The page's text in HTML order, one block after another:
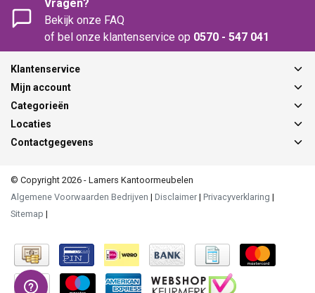
Vragen?
Bekijk onze FAQ
of bel onze klantenservice op 0570 - 547 041
Klantenservice
Mijn account
Categorieën
Locaties
Contactgegevens
© Copyright 2026 - Lamers Kantoormeubelen
Algemene Voorwaarden Bedrijven | Disclaimer | Privacyverklaring |
Sitemap |